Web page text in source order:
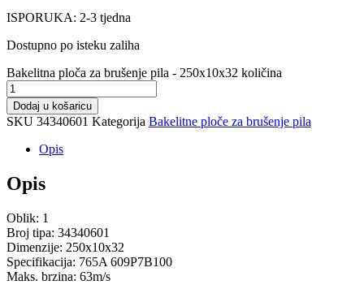
ISPORUKA: 2-3 tjedna
Dostupno po isteku zaliha
Bakelitna ploča za brušenje pila - 250x10x32 količina
Dodaj u košaricu
SKU 34340601 Kategorija Bakelitne ploče za brušenje pila
Opis
Opis
Oblik: 1
Broj tipa: 34340601
Dimenzije: 250x10x32
Specifikacija: 765A 609P7B100
Maks. brzina: 63m/s